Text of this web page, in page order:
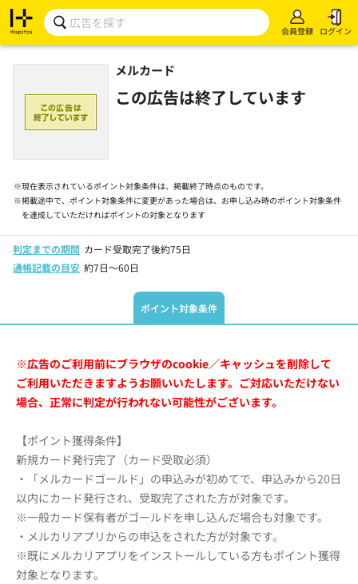
会員登録 ログイン
メルカード
この広告は終了しています
※現在表示されているポイント対象条件は、掲載終了時点のものです。
※掲載途中で、ポイント対象条件に変更があった場合は、お申し込み時のポイント対象条件
を達成していただければポイントの対象となります
判定までの期間 カード受取完了後約75日
通帳記載の目安 約7日～60日
ポイント対象条件
※広告のご利用前にブラウザのcookie／キャッシュを削除して
ご利用いただきますようお願いいたします。ご対応いただけない
場合、正常に判定が行われない可能性がございます。
【ポイント獲得条件】
新規カード発行完了（カード受取必須）
・「メルカードゴールド」の申込みが初めてで、申込みから20日
以内にカード発行され、受取完了された方が対象です。
※一般カード保有者がゴールドを申し込んだ場合も対象です。
・メルカリアプリからの申込をされた方が対象です。
※既にメルカリアプリをインストールしている方もポイント獲得
対象となります。